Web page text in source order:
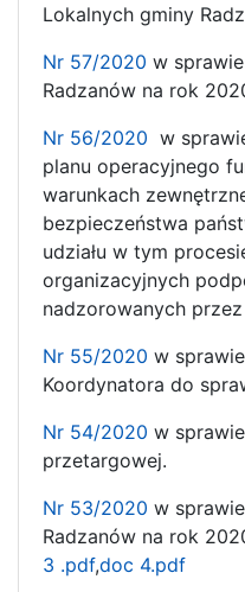
Lokalnych gminy
Nr 57/2020 w
Radzanów na rok
Nr 56/2020 w
planu operacyjnego
warunkach
bezpieczeństwa
udziału w tym
organizacyjnych
nadzorowanych
Nr 55/2020 w
Koordynatora do
Nr 54/2020 w
przetargowej.
Nr 53/2020 w
Radzanów na rok
3 .pdf,doc 4.pdf